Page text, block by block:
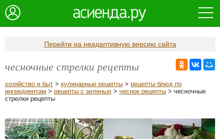
Перейти на неадаптивную версию сайта
чесночные стрелки рецепты
хозяйство и быт > кулинарные рецепты > рецепты блюд по
ингредиентам > рецепты с зеленью > чеснок рецепты > чесночные
стрелки рецепты